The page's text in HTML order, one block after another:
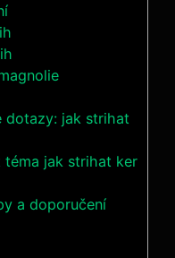
dotazy: jak strihat
téma jak strihat ker
a doporučení